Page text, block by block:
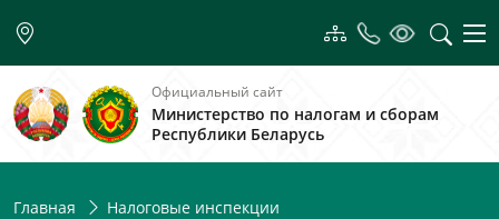
Официальный сайт
Министерство по налогам и сборам
Республики Беларусь
Главная
Налоговые инспекции